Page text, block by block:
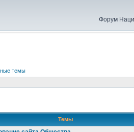
Форум
темы
Темы